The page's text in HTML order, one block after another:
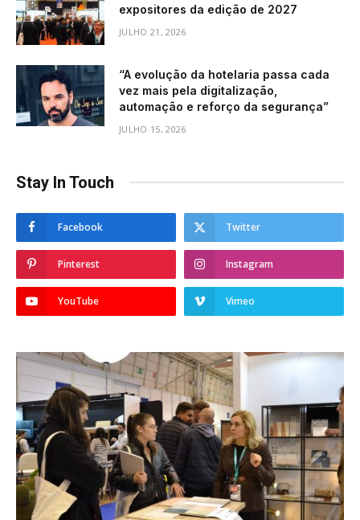
expositores da edição de 2027
JULHO 21, 2026
“A evolução da hotelaria passa cada
vez mais pela digitalização,
automação e reforço da segurança”
JULHO 15, 2026
Stay In Touch
Facebook Twitter
Pinterest Instagram
YouTube Vimeo